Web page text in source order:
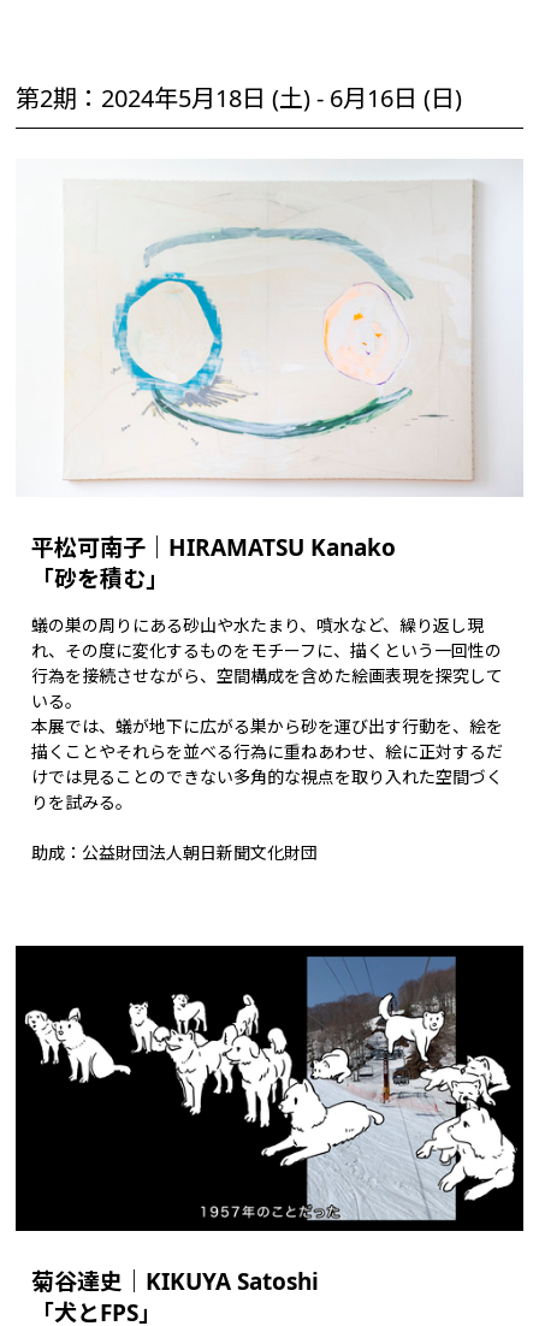
第2期：2024年5月18日 (土) - 6月16日 (日)
平松可南子｜HIRAMATSU Kanako
「砂を積む」
蟻の巣の周りにある砂山や水たまり、噴水など、繰り返し現
れ、その度に変化するものをモチーフに、描くという一回性の
行為を接続させながら、空間構成を含めた絵画表現を探究して
いる。
本展では、蟻が地下に広がる巣から砂を運び出す行動を、絵を
描くことやそれらを並べる行為に重ねあわせ、絵に正対するだ
けでは見ることのできない多角的な視点を取り入れた空間づく
りを試みる。
助成：公益財団法人朝日新聞文化財団
菊谷達史｜KIKUYA Satoshi
「犬とFPS」